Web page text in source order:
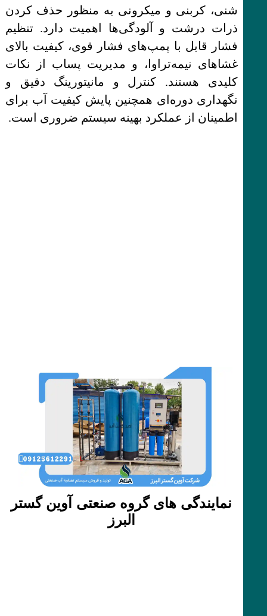
شنی، کربنی و میکرونی به منظور حذف کردن
ذرات درشت و آلودگی‌ها اهمیت دارد. تنظیم
فشار قابل با پمپ‌های فشار قوی، کیفیت بالای
غشاهای نیمه‌تراوا، و مدیریت پساب از نکات
کلیدی هستند. کنترل و مانیتورینگ دقیق و
نگهداری دوره‌ای همچنین پایش کیفیت آب برای
اطمینان از عملکرد بهینه سیستم ضروری است.
نمایندگی های گروه صنعتی آوین گستر
البرز